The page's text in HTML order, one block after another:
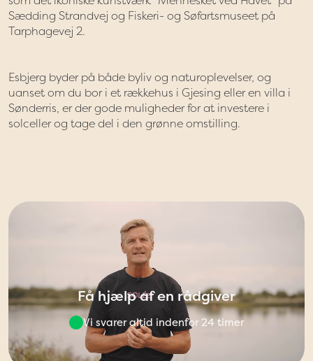
Sædding Strandvej og Fiskeri- og Søfartsmuseet på
Tarphagevej 2.
Esbjerg byder på både byliv og naturoplevelser, og
uanset om du bor i et rækkehus i Gjesing eller en villa i
Sønderris, er der gode muligheder for at investere i
solceller og tage del i den grønne omstilling.
Få hjælp af en rådgiver
Vi svarer altid indenfor 24 timer